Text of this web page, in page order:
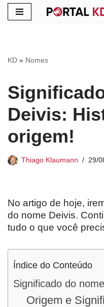
conteúdo
KD » Nomes
Deivis:
origem!
Thiago Klaumann 29/
No artigo de hoje,
do nome Deivis.
tudo o que você
Índice do Conteúdo
Significado do
Origem e